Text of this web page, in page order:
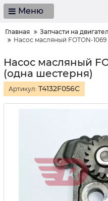
Меню
Главная
Запчасти на
Насос масляный FOTON-
Насос масляный
(одна шестерня)
Артикул: T4132F056C